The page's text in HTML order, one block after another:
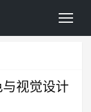
视觉设计